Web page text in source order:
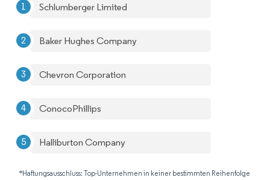
Schlumberger Limited
Baker Hughes Company
Chevron Corporation
ConocoPhillips
Halliburton Company
*Haftungsausschluss: Top-Unternehmen in keiner bestimmten Reihenfolge